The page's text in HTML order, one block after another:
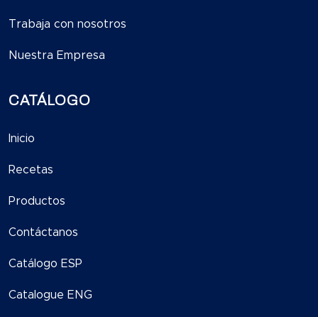
Trabaja con nosotros
Nuestra Empresa
CATÁLOGO
Inicio
Recetas
Productos
Contáctanos
Catálogo ESP
Catalogue ENG